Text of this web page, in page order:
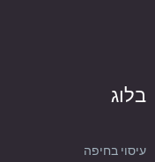
בלוג
עיסוי בחיפה